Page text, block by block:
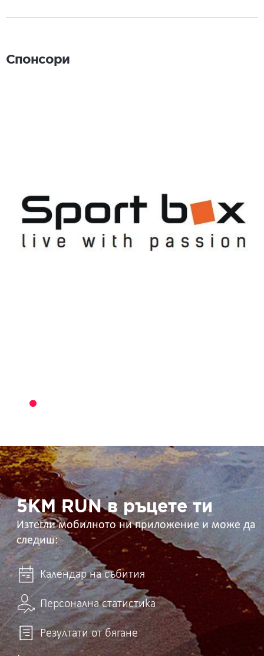
Спонсори
5KM
RUN
в
ръцете
ти 5KM RUN в ръцете ти
Изтегли мобилното ни приложение и може да
следиш:
Календар на събития
Персонална статистика
Резултати от бягане